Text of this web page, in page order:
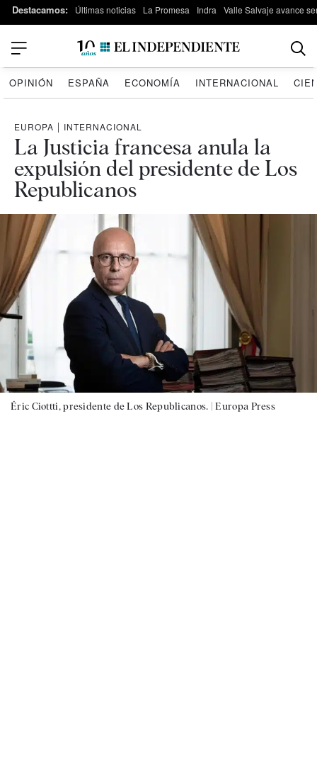
Destacamos: Últimas noticias La Promesa Indra Valle Salvaje avance
OPINIÓN ESPAÑA ECONOMÍA INTERNACIONAL
EUROPA | INTERNACIONAL
La Justicia francesa anula la
expulsión del presidente de Los
Republicanos
Éric Ciottti, presidente de Los Republicanos. |Europa Press